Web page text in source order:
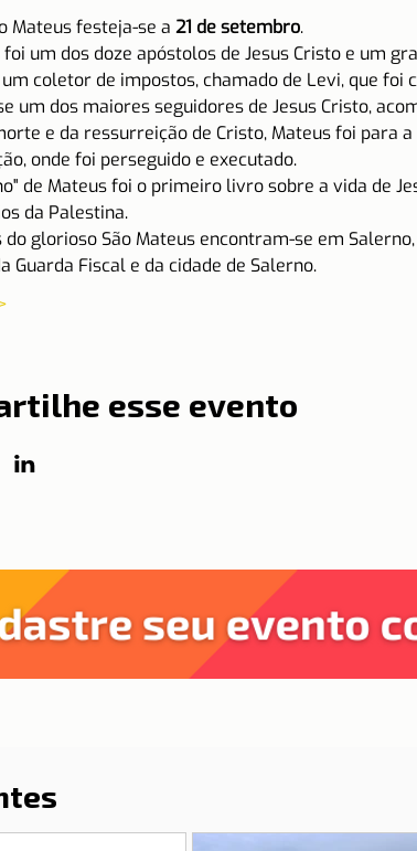
Mateus festeja-se a 21 de setembro.
foi um dos doze apóstolos de Jesus Cristo e um
coletor de impostos, chamado de Levi, que foi
um dos maiores seguidores de Jesus Cristo,
e da ressurreição de Cristo, Mateus foi para
onde foi perseguido e executado.
de Mateus foi o primeiro livro sobre a vida de
da Palestina.
glorioso São Mateus encontram-se em
Guarda Fiscal e da cidade de Salerno.
esse evento